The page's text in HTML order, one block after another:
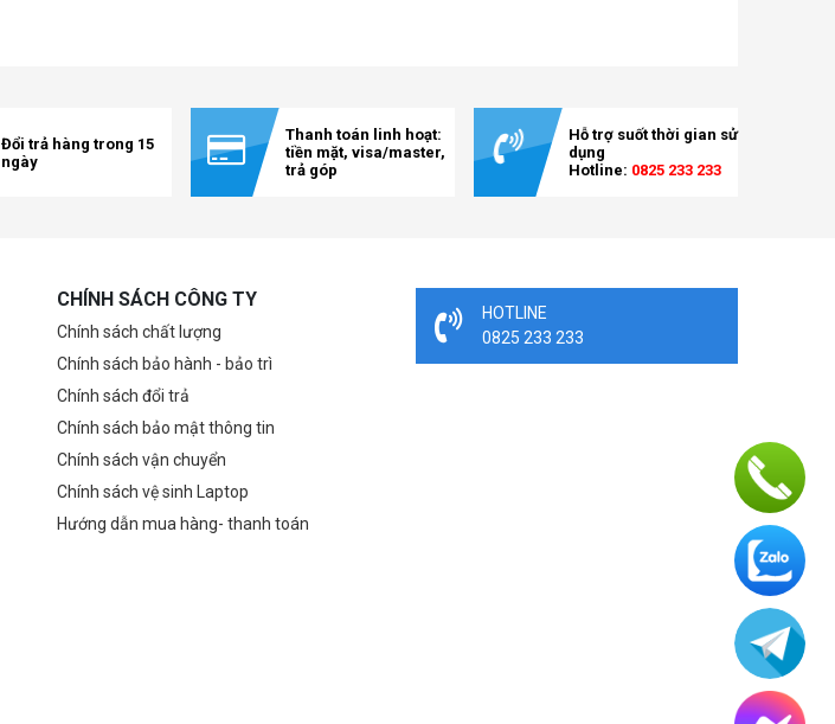
Đổi trả hàng trong 15
ngày
Thanh toán linh hoạt:
tiền mặt, visa/master,
trả góp
Hỗ trợ suốt thời gian sử
dụng
Hotline: 0825 233 233
CHÍNH SÁCH CÔNG TY
Chính sách chất lượng
Chính sách bảo hành - bảo trì
Chính sách đổi trả
Chính sách bảo mật thông tin
Chính sách vận chuyển
Chính sách vệ sinh Laptop
Hướng dẫn mua hàng- thanh toán
HOTLINE
0825 233 233